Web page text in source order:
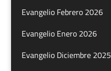
Evangelio Febrero 2026
Evangelio Enero 2026
Evangelio Diciembre 2025